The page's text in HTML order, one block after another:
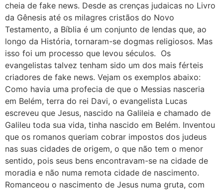
cheia de fake news. Desde as crenças judaicas no Livro
da Gênesis até os milagres cristãos do Novo
Testamento, a Bíblia é um conjunto de lendas que, ao
longo da História, tornaram-se dogmas religiosos. Mas
isso foi um processo que levou séculos. Os
evangelistas talvez tenham sido um dos mais férteis
criadores de fake news. Vejam os exemplos abaixo:
Como havia uma profecia de que o Messias nasceria
em Belém, terra do rei Davi, o evangelista Lucas
escreveu que Jesus, nascido na Galileia e chamado de
Galileu toda sua vida, tinha nascido em Belém. Inventou
que os romanos queriam cobrar impostos dos judeus
nas suas cidades de origem, o que não tem o menor
sentido, pois seus bens encontravam-se na cidade de
moradia e não numa remota cidade de nascimento.
Romanceou o nascimento de Jesus numa gruta, com